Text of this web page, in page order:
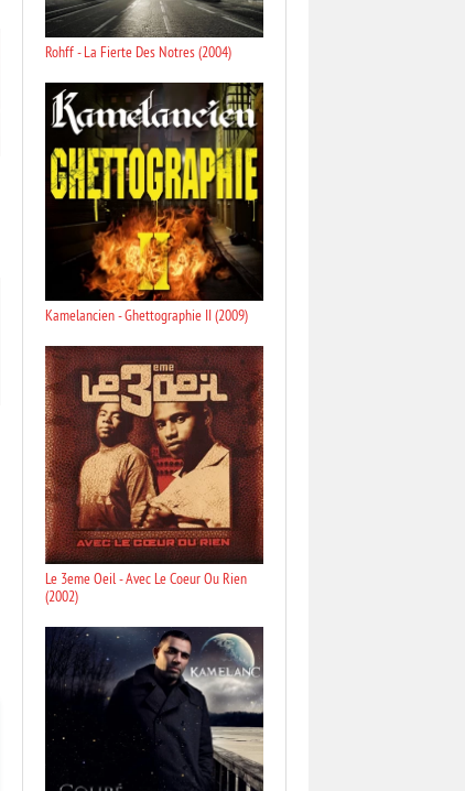
Rohff - La Fierte Des Notres (2004)
Kamelancien - Ghettographie II (2009)
Le 3eme Oeil - Avec Le Coeur Ou Rien
(2002)